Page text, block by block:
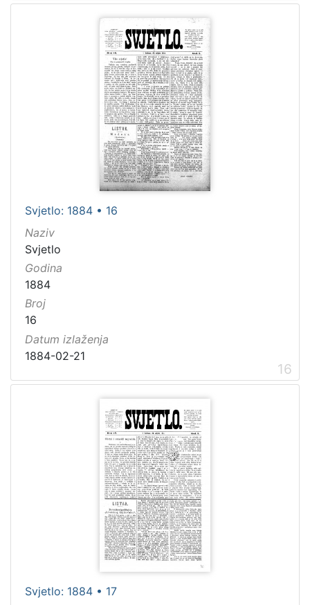
Svjetlo: 1884 • 16
Naziv
Svjetlo
Godina
1884
Broj
16
Datum izlaženja
1884-02-21
16
Svjetlo: 1884 • 17